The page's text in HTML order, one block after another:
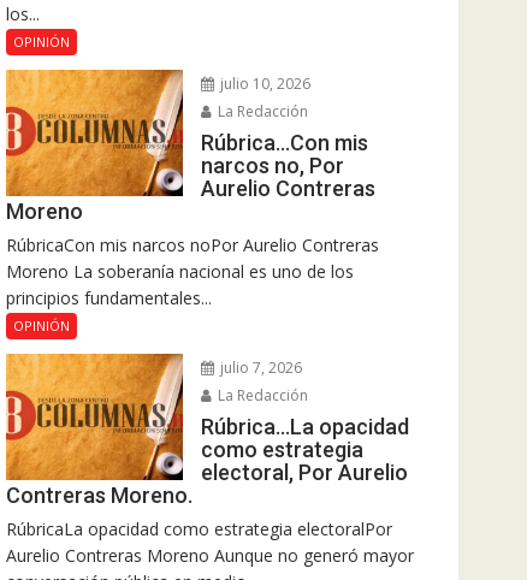
los...
OPINIÓN
julio 10, 2026
La Redacción
Rúbrica…Con mis
narcos no, Por
Aurelio Contreras
Moreno
RúbricaCon mis narcos noPor Aurelio Contreras
Moreno La soberanía nacional es uno de los
principios fundamentales...
OPINIÓN
julio 7, 2026
La Redacción
Rúbrica…La opacidad
como estrategia
electoral, Por Aurelio
Contreras Moreno.
RúbricaLa opacidad como estrategia electoralPor
Aurelio Contreras Moreno Aunque no generó mayor